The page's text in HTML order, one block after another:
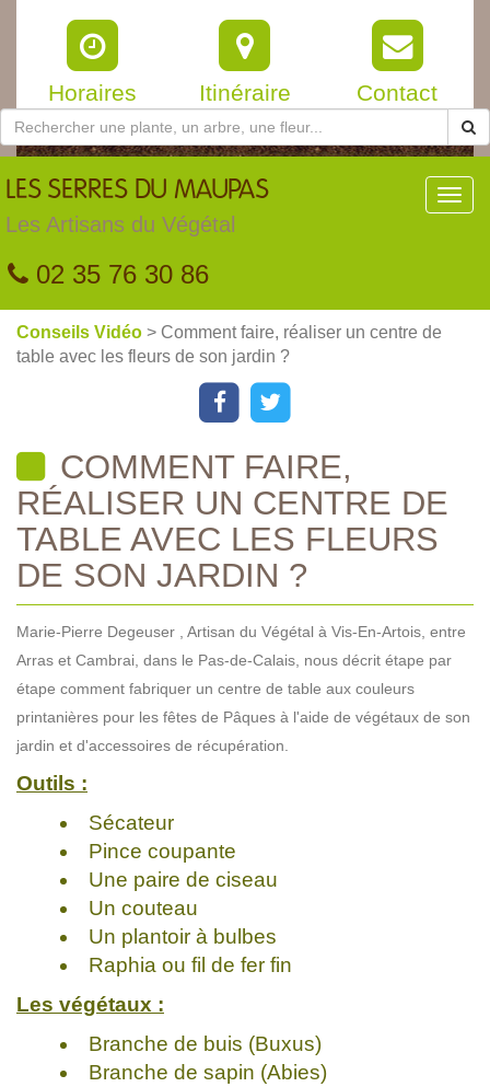
Horaires Itinéraire Contact
LES SERRES DU MAUPAS
Les Artisans du Végétal
02 35 76 30 86
Conseils Vidéo > Comment faire, réaliser un centre de
table avec les fleurs de son jardin ?
COMMENT FAIRE,
RÉALISER UN CENTRE DE
TABLE AVEC LES FLEURS
DE SON JARDIN ?
Marie-Pierre Degeuser , Artisan du Végétal à Vis-En-Artois, entre
Arras et Cambrai, dans le Pas-de-Calais, nous décrit étape par
étape comment fabriquer un centre de table aux couleurs
printanières pour les fêtes de Pâques à l'aide de végétaux de son
jardin et d'accessoires de récupération.
Outils :
Sécateur
Pince coupante
Une paire de ciseau
Un couteau
Un plantoir à bulbes
Raphia ou fil de fer fin
Les végétaux :
Branche de buis (Buxus)
Branche de sapin (Abies)